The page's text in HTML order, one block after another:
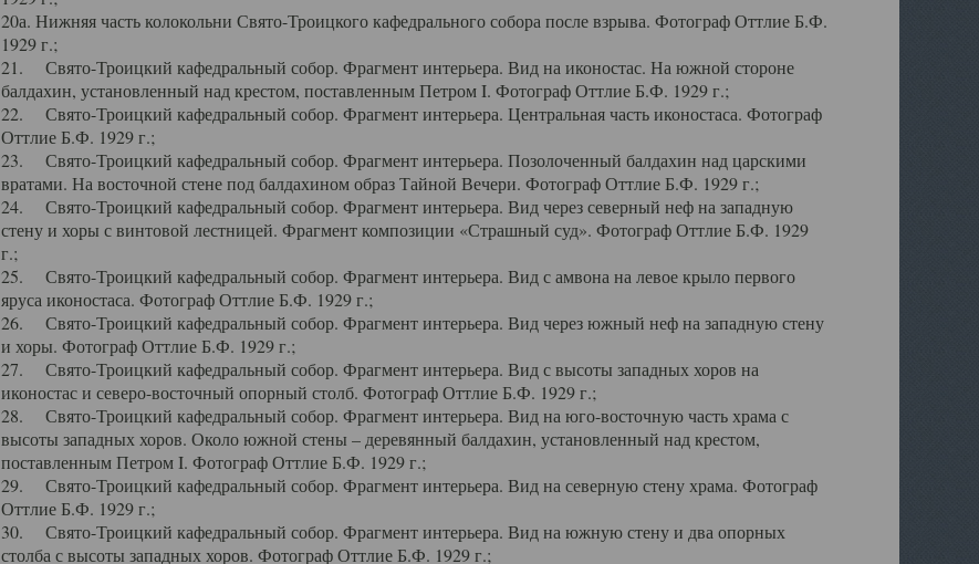
20а. Нижняя часть колокольни Свято-Троицкого кафедрального собора после взрыва. Фотограф Оттлие Б.Ф.
1929 г.;
21. Свято-Троицкий кафедральный собор. Фрагмент интерьера. Вид на иконостас. На южной стороне
балдахин, установленный над крестом, поставленным Петром I. Фотограф Оттлие Б.Ф. 1929 г.;
22. Свято-Троицкий кафедральный собор. Фрагмент интерьера. Центральная часть иконостаса. Фотограф
Оттлие Б.Ф. 1929 г.;
23. Свято-Троицкий кафедральный собор. Фрагмент интерьера. Позолоченный балдахин над царскими
вратами. На восточной стене под балдахином образ Тайной Вечери. Фотограф Оттлие Б.Ф. 1929 г.;
24. Свято-Троицкий кафедральный собор. Фрагмент интерьера. Вид через северный неф на западную
стену и хоры с винтовой лестницей. Фрагмент композиции «Страшный суд». Фотограф Оттлие Б.Ф. 1929
г.;
25. Свято-Троицкий кафедральный собор. Фрагмент интерьера. Вид с амвона на левое крыло первого
яруса иконостаса. Фотограф Оттлие Б.Ф. 1929 г.;
26. Свято-Троицкий кафедральный собор. Фрагмент интерьера. Вид через южный неф на западную стену
и хоры. Фотограф Оттлие Б.Ф. 1929 г.;
27. Свято-Троицкий кафедральный собор. Фрагмент интерьера. Вид с высоты западных хоров на
иконостас и северо-восточный опорный столб. Фотограф Оттлие Б.Ф. 1929 г.;
28. Свято-Троицкий кафедральный собор. Фрагмент интерьера. Вид на юго-восточную часть храма с
высоты западных хоров. Около южной стены – деревянный балдахин, установленный над крестом,
поставленным Петром I. Фотограф Оттлие Б.Ф. 1929 г.;
29. Свято-Троицкий кафедральный собор. Фрагмент интерьера. Вид на северную стену храма. Фотограф
Оттлие Б.Ф. 1929 г.;
30. Свято-Троицкий кафедральный собор. Фрагмент интерьера. Вид на южную стену и два опорных
столба с высоты западных хоров. Фотограф Оттлие Б.Ф. 1929 г.;